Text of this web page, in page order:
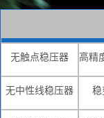
无触点稳压器
无中性线稳压器 稳